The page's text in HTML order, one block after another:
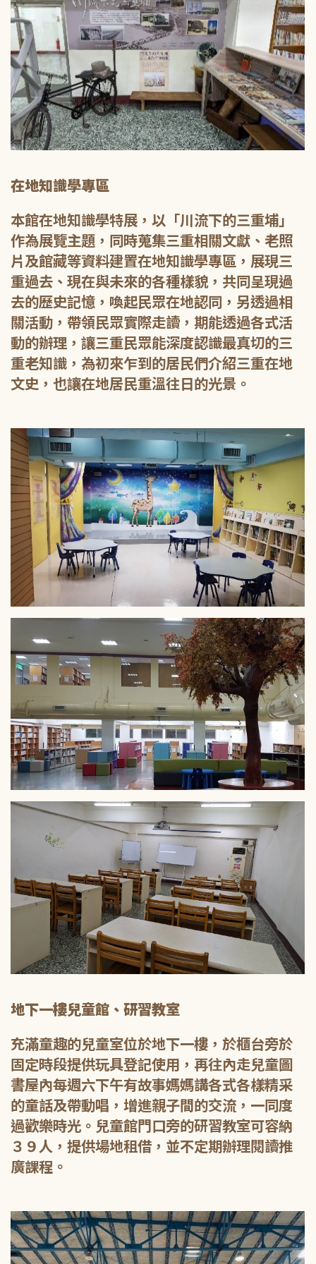
在地知識學專區
本館在地知識學特展，以「川流下的三重埔」
作為展覽主題，同時蒐集三重相關文獻、老照
片及館藏等資料建置在地知識學專區，展現三
重過去、現在與未來的各種樣貌，共同呈現過
去的歷史記憶，喚起民眾在地認同，另透過相
關活動，帶領民眾實際走讀，期能透過各式活
動的辦理，讓三重民眾能深度認識最真切的三
重老知識，為初來乍到的居民們介紹三重在地
文史，也讓在地居民重溫往日的光景。
地下一樓兒童館、研習教室
充滿童趣的兒童室位於地下一樓，於櫃台旁於
固定時段提供玩具登記使用，再往內走兒童圖
書屋內每週六下午有故事媽媽講各式各樣精采
的童話及帶動唱，增進親子間的交流，一同度
過歡樂時光。兒童館門口旁的研習教室可容納
３９人，提供場地租借，並不定期辦理閱讀推
廣課程。